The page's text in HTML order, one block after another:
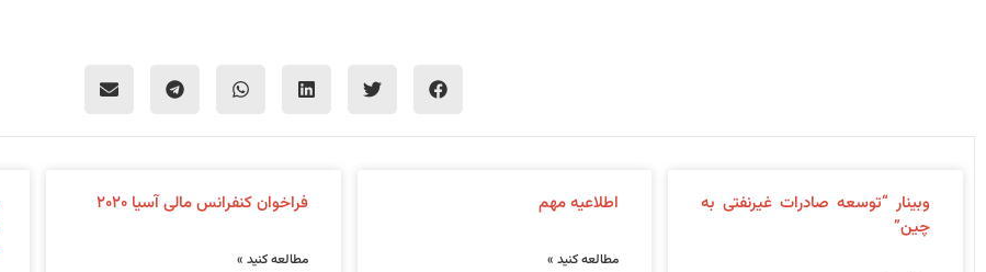
وبینار “توسعه صادرات غیرنفتی به
چین”
اطلاعیه مهم
مطالعه کنید »
فراخوان کنفرانس مالی آسیا ۲۰۲۰
مطالعه کنید »